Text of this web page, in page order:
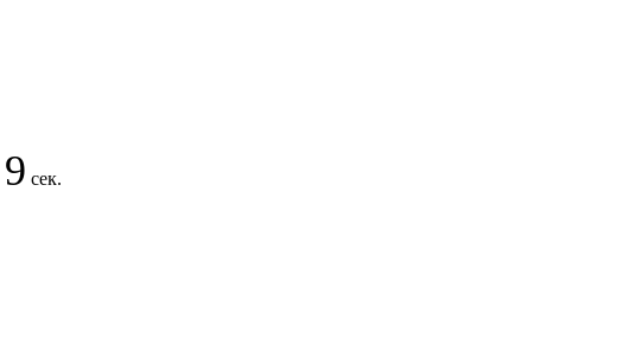
9 сек.